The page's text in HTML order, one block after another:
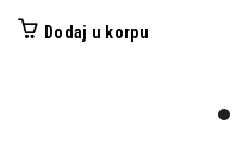
Dodaj u korpu